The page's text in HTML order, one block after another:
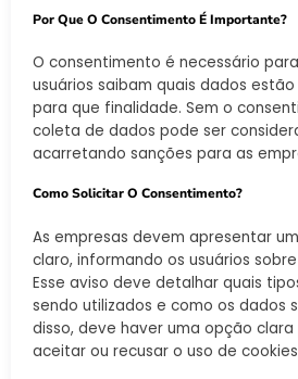
Por Que O Consentimento É Importante?
O consentimento é necessário
usuários saibam quais dados
para que finalidade. Sem o
coleta de dados pode ser
acarretando sanções para as
Como Solicitar O Consentimento?
As empresas devem apresentar
claro, informando os usuários
Esse aviso deve detalhar quais
sendo utilizados e como os dados
disso, deve haver uma opção clara
aceitar ou recusar o uso de